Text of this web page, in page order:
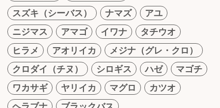
スズキ（シーバス）
ナマズ
アユ
ニジマス
アマゴ イワナ
タチウオ
ヒラメ
アオリイカ
メジナ（グレ・クロ）
クロダイ（チヌ）
シロギス ハゼ
マゴチ
ワカサギ
ヤリイカ マグロ
カツオ